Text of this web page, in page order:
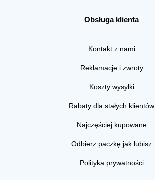
Obsługa klienta
Kontakt z nami
Reklamacje i zwroty
Koszty wysyłki
Rabaty dla stałych klientów
Najczęściej kupowane
Odbierz paczkę jak lubisz
Polityka prywatności